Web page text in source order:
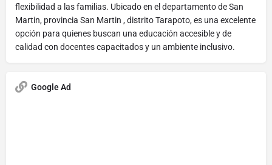
flexibilidad a las familias. Ubicado en el departamento de San
Martin, provincia San Martin , distrito Tarapoto, es una excelente
opción para quienes buscan una educación accesible y de
calidad con docentes capacitados y un ambiente inclusivo.
Google Ad